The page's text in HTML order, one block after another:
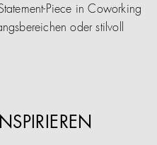
Piece in Coworking
oder stilvoll